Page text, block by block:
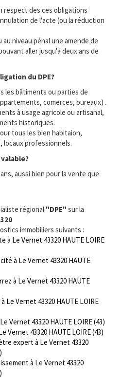
respect des ces obligations
de l'acte (ou la réduction
niveau pénal une amende de
aller jusqu'à deux ans de
du DPE?
les bâtiments ou parties de
comerces, bureaux) .
à usage agricole ou artisanal,
historiques.
tous les bien habitaion,
locaux professionnels.
aussi bien pour la vente que
régional "DPE" sur la
immobiliers suivants :
à Le Vernet 43320 HAUTE LOIRE
à Le Vernet 43320 HAUTE
à Le Vernet 43320 HAUTE
Le Vernet 43320 HAUTE LOIRE
Vernet 43320 HAUTE LOIRE (43)
Vernet 43320 HAUTE LOIRE (43)
expert à Le Vernet 43320
à Le Vernet 43320